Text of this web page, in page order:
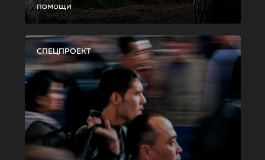
помощи
СПЕЦПРОЕКТ